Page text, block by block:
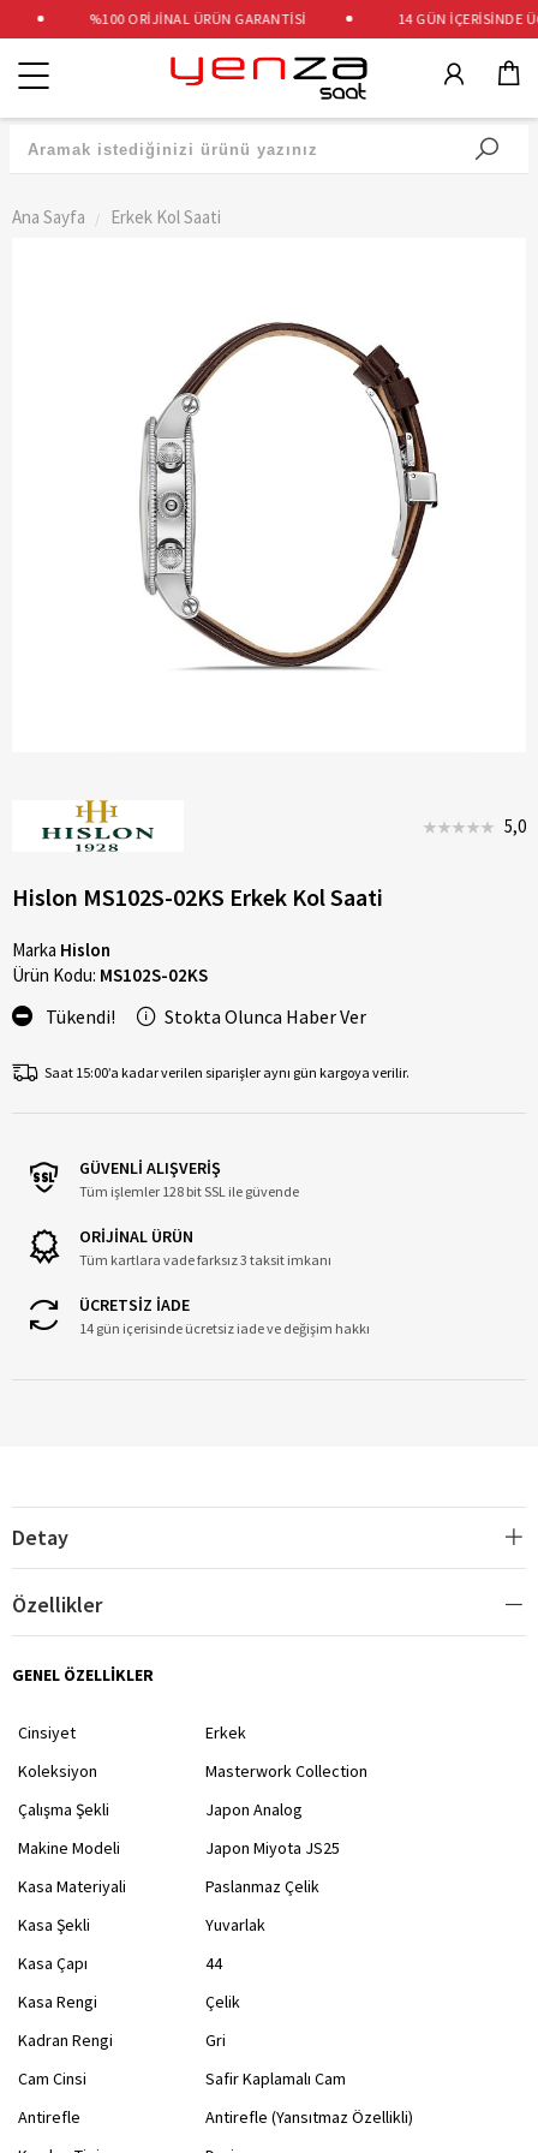
%100 ORİJİNAL ÜRÜN GARANTİSİ 14 GÜN İÇERİSİNDE
Kategoriler
Ana Sayfa Erkek Kol Saati
5,0
Hislon MS102S-02KS Erkek Kol Saati
Marka Hislon
Ürün Kodu: MS102S-02KS
Tükendi! Stokta Olunca Haber Ver
Saat 15:00’a kadar verilen siparişler aynı gün kargoya verilir.
GÜVENLİ ALIŞVERİŞ
Tüm işlemler 128 bit SSL ile güvende
ORİJİNAL ÜRÜN
Tüm kartlara vade farksız 3 taksit imkanı
ÜCRETSİZ İADE
14 gün içerisinde ücretsiz iade ve değişim hakkı
Detay
Özellikler
GENEL ÖZELLİKLER
Cinsiyet
Erkek
Koleksiyon
Masterwork Collection
Çalışma Şekli
Japon Analog
Makine Modeli
Japon Miyota JS25
Kasa Materiyali
Paslanmaz Çelik
Kasa Şekli
Yuvarlak
Kasa Çapı
44
Kasa Rengi
Çelik
Kadran Rengi
Gri
Cam Cinsi
Safir Kaplamalı Cam
Antirefle
Antirefle (Yansıtmaz Özellikli)